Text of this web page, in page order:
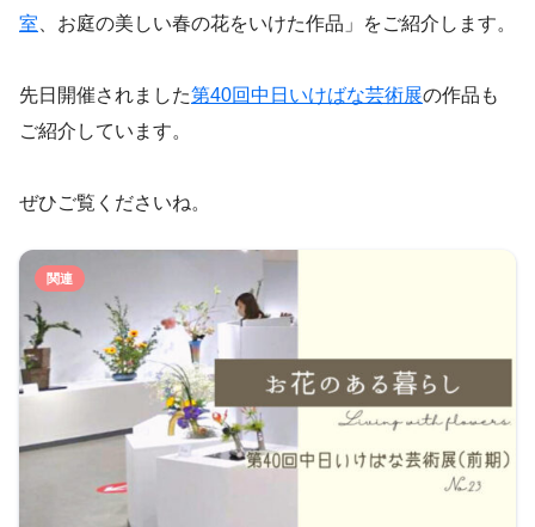
室 、お庭の美しい春の花をいけた作品」をご紹介します。
先日開催されました第40回中日いけばな芸術展の作品も
ご紹介しています。
ぜひご覧くださいね。